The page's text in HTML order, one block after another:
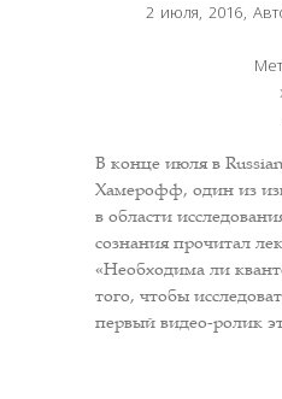
2 июля, 2016,
В конце июля в
Хамерофф, один из
в области
сознания прочитал
«Необходима ли
того, чтобы
первый видео-ролик